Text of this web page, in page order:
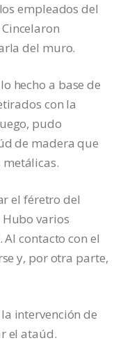
empleados del
del muro.
hecho a base de
con la
pudo
de madera que
el féretro del
varios
contacto con el
y, por otra parte,
intervención de
el ataúd.